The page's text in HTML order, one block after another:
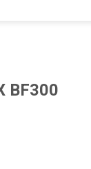
BF300